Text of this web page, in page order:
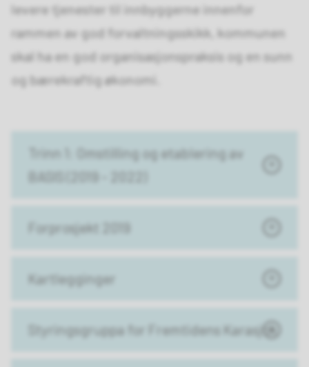
levere tjenester til innbyggerne innenfor
rammen av god forvaltningsskikk, kommunen
skal ha en god organisasjonspraksis og en sunn
og bærekraftig økonomi.
Trinn 1: Omstilling og etablering av
BASIS (2019 - 2022)
Forprosjekt 2019
Kartlegginger
Styringsgruppa for Fremtidens Karasjok